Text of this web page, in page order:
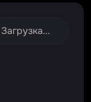
Загрузка...